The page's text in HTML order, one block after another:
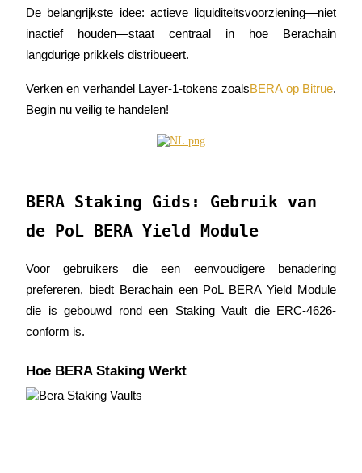
Doorverwijzing
Deposit & Trade BTC to Share 25000 USDT prize pool!
De belangrijkste idee: actieve liquiditeitsvoorziening—niet
inactief houden—staat centraal in hoe Berachain
langdurige prikkels distribueert.
Verken en verhandel Layer-1-tokens zoalsBERA op Bitrue.
Begin nu veilig te handelen!
BERA Staking Gids: Gebruik van
de PoL BERA Yield Module
Voor gebruikers die een eenvoudigere benadering
prefereren, biedt Berachain een PoL BERA Yield Module
die is gebouwd rond een Staking Vault die ERC-4626-
conform is.
Hoe BERA Staking Werkt